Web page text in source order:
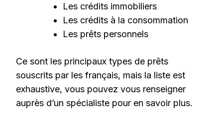
Les crédits immobiliers
Les crédits à la consommation
Les prêts personnels
Ce sont les principaux types de prêts
souscrits par les français, mais la liste est
exhaustive, vous pouvez vous renseigner
auprès d’un spécialiste pour en savoir plus.